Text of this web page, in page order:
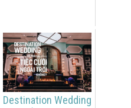
Destination Wedding